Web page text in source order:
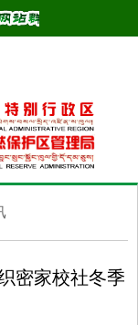
密家校社冬季